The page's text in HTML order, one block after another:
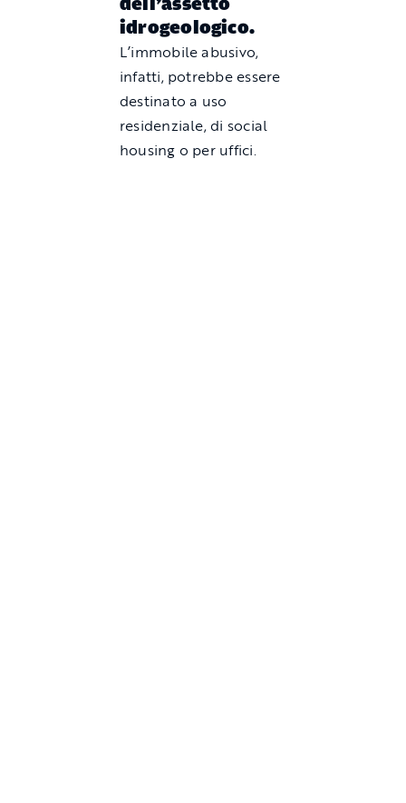
idrogeologico.
L’immobile abusivo,
infatti, potrebbe essere
destinato a uso
residenziale, di social
housing o per uffici.